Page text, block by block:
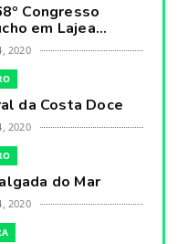
Congresso
em Lajea...
2020
da Costa Doce
2020
do Mar
2020